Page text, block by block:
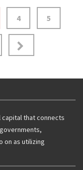
4 5
capital that connects
on as utilizing